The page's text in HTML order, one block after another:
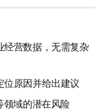
经营数据，无需复杂
位原因并给出建议
领域的潜在风险